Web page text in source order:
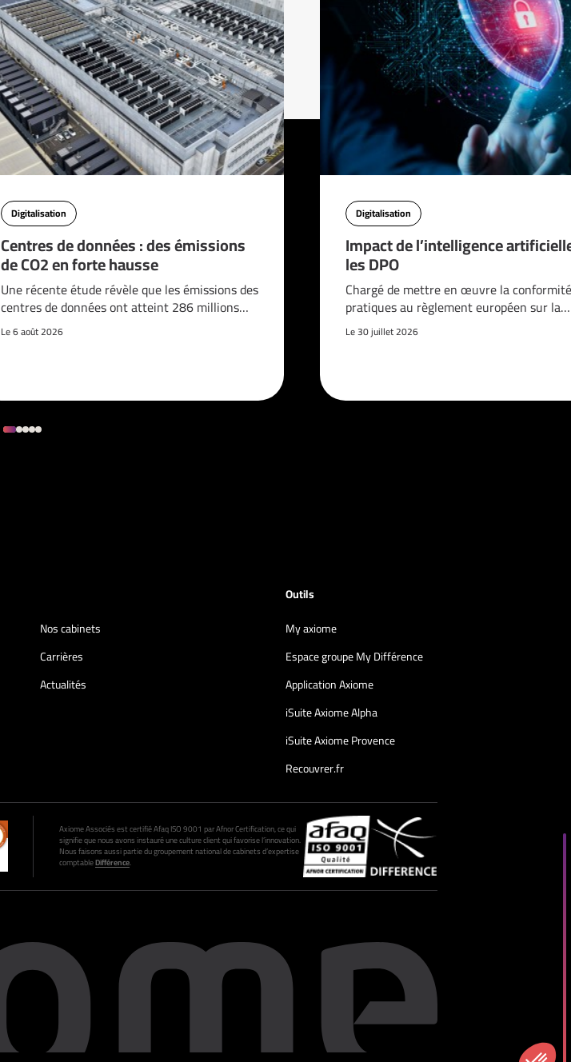
Digitalisation
Centres de données : des émissions
de CO2 en forte hausse
Une récente étude révèle que les émissions des
centres de données ont atteint 286 millions…
Le 6 août 2026
Digitalisation
Impact de l’intelligence
les DPO
Chargé de mettre en œuvre la
pratiques au règlement européen sur la…
Le 30 juillet 2026
Nos cabinets
Carrières
Actualités
Outils
My axiome
Espace groupe My Différence
Application Axiome
iSuite Axiome Alpha
iSuite Axiome Provence
Recouvrer.fr
Axiome Associés est certifié Afaq ISO 9001 par Afnor Certification, ce qui
signifie que nous avons instauré une culture client qui favorise l’innovation.
Nous faisons aussi partie du groupement national de cabinets d’expertise
comptableDifférence.